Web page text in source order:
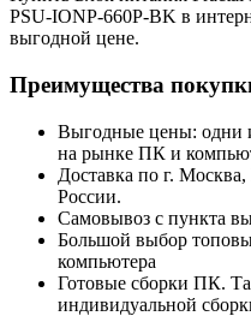
PSU-IONP-660P-BK в
выгодной цене.
Преимущества
Выгодные цены: одни
на рынке ПК и
Доставка по г.
России.
Самовывоз с пункта
Большой выбор
компьютера
Готовые сборки ПК.
индивидуальной